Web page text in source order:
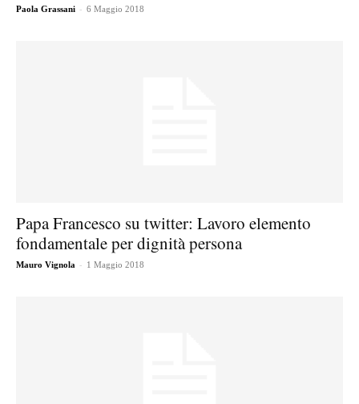
Paola Grassani - 6 Maggio 2018
Papa Francesco su twitter: Lavoro elemento
fondamentale per dignità persona
Mauro Vignola - 1 Maggio 2018